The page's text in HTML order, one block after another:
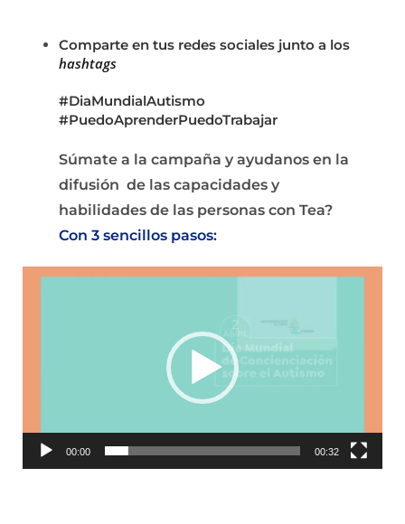
Comparte en tus redes sociales junto a los
hashtags
#DiaMundialAutismo
#PuedoAprenderPuedoTrabajar
Súmate a la campaña y ayudanos en la
difusión de las capacidades y
habilidades de las personas con Tea?
Con 3 sencillos pasos:
Reproductor
00:00 00:32